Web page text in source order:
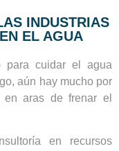
INDUSTRIAS
EL AGUA
para cuidar el agua
aún hay mucho por
aras de frenar el
en recursos